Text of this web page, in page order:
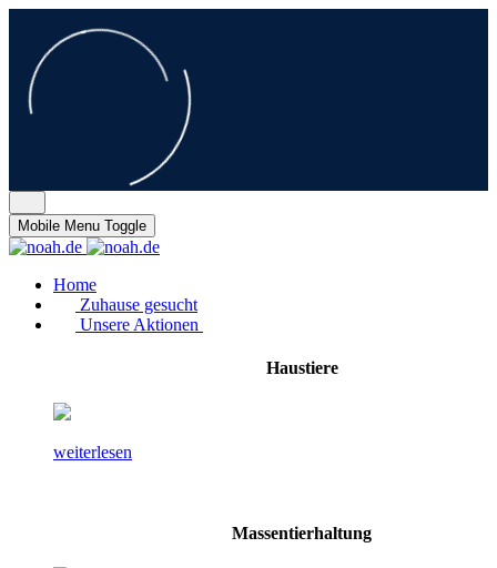
Mobile Menu Toggle
Home
Zuhause gesucht
Unsere Aktionen
Haustiere
weiterlesen
Massentierhaltung